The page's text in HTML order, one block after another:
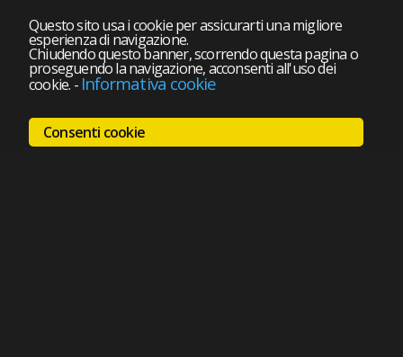
Questo sito usa i cookie per assicurarti una migliore
esperienza di navigazione.
Chiudendo questo banner, scorrendo questa pagina o
proseguendo la navigazione, acconsenti all'uso dei
cookie. - Informativa cookie
Consenti cookie